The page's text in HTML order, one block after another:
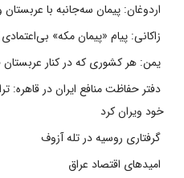
اردوغان: پیمان سه‌جانبه با
زاکانی: پیام «پیمان مکه»
یمن: هر کشوری که در کنار عربستان
دفتر حفاظت منافع ایران در قاهره:
خود ویران کرد
گرفتاری روسیه در تله آزوف
امیدهای اقتصاد عراق